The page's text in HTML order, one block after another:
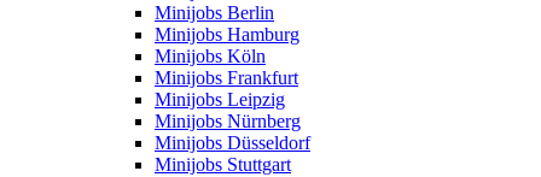
Minijobs Berlin
Minijobs Hamburg
Minijobs Köln
Minijobs Frankfurt
Minijobs Leipzig
Minijobs Nürnberg
Minijobs Düsseldorf
Minijobs Stuttgart